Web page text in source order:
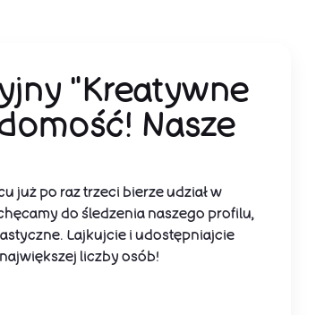
"Kreatywne
Nasze
już po raz trzeci bierze udział w
do śledzenia naszego profilu,
Lajkujcie i udostępniajcie
liczby osób!